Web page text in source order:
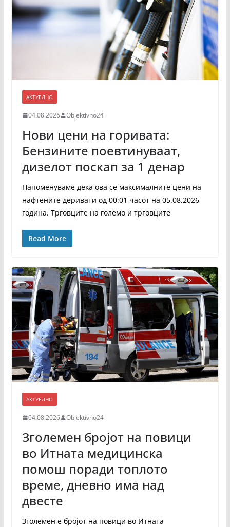
АКТУЕЛНО
04.08.2026 Objektivno24
Нови цени на горивата:
Бензините поевтинуваат,
дизелот поскап за 1 денар
Напоменуваме дека ова се максималните цени на
нафтените деривати од 00:01 часот на 05.08.2026
година. Трговците на големо и трговците
Read More
АКТУЕЛНО
04.08.2026 Objektivno24
Зголемен бројот на повици
во Итната медицинска
помош поради топлото
време, дневно има над
двесте
Зголемен е бројот на повици во Итната